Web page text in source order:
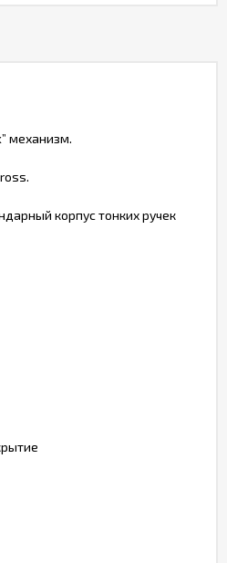
механизм.
корпус тонких ручек